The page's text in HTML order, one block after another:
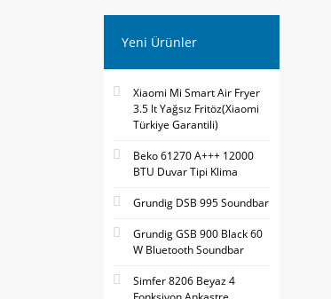
Yeni Ürünler
Xiaomi Mi Smart Air Fryer
3.5 lt Yağsız Fritöz(Xiaomi
Türkiye Garantili)
Beko 61270 A+++ 12000
BTU Duvar Tipi Klima
Grundig DSB 995 Soundbar
Grundig GSB 900 Black 60
W Bluetooth Soundbar
Simfer 8206 Beyaz 4